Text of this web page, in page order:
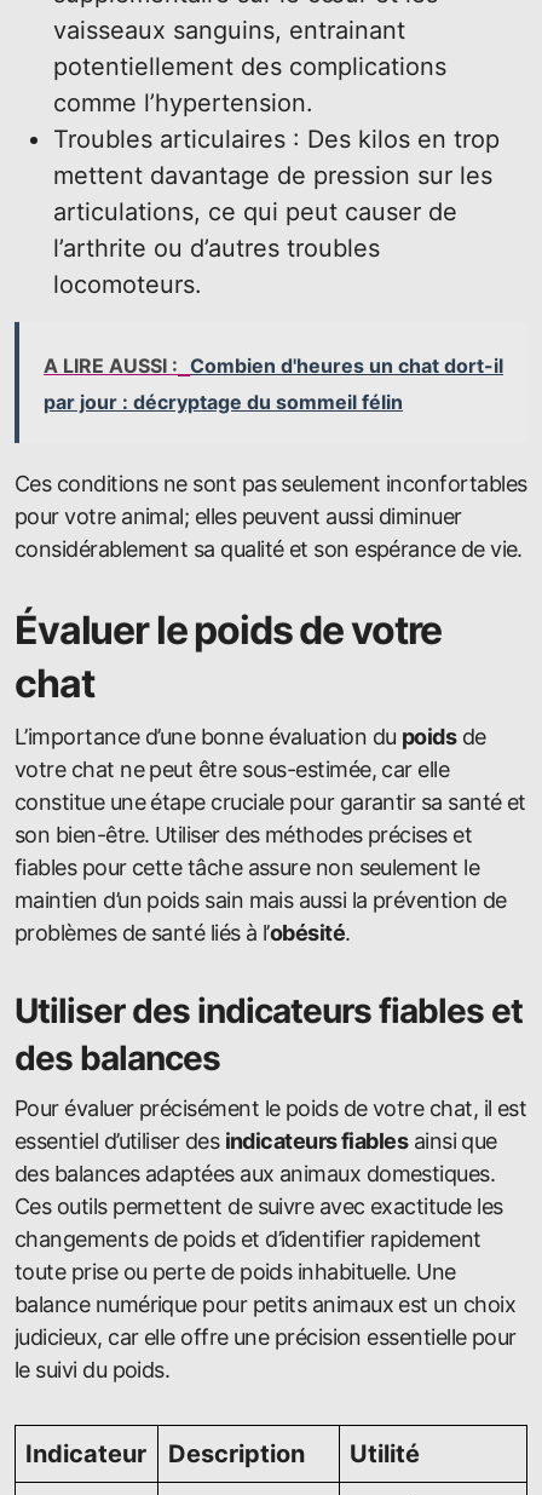
vaisseaux sanguins, entrainant
potentiellement des complications
comme l’hypertension.
Troubles articulaires : Des kilos en trop
mettent davantage de pression sur les
articulations, ce qui peut causer de
l’arthrite ou d’autres troubles
locomoteurs.
A LIRE AUSSI : Combien d'heures un chat dort-il
par jour : décryptage du sommeil félin
Ces conditions ne sont pas seulement inconfortables
pour votre animal; elles peuvent aussi diminuer
considérablement sa qualité et son espérance de vie.
Évaluer le poids de votre
chat
L’importance d’une bonne évaluation du poidsde
votre chat ne peut être sous-estimée, car elle
constitue une étape cruciale pour garantir sa santé et
son bien-être. Utiliser des méthodes précises et
fiables pour cette tâche assure non seulement le
maintien d’un poids sain mais aussi la prévention de
problèmes de santé liés à l’obésité.
Utiliser des indicateurs fiables et
des balances
Pour évaluer précisément le poids de votre chat, il est
essentiel d’utiliser des indicateurs fiablesainsi que
des balances adaptées aux animaux domestiques.
Ces outils permettent de suivre avec exactitude les
changements de poids et d’identifier rapidement
toute prise ou perte de poids inhabituelle. Une
balance numérique pour petits animaux est un choix
judicieux, car elle offre une précision essentielle pour
le suivi du poids.
Indicateur Description Utilité